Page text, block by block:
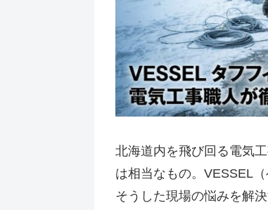
北海道内を飛び回る電気
は相当なもの。VESSEL
そうした現場の悩みを解